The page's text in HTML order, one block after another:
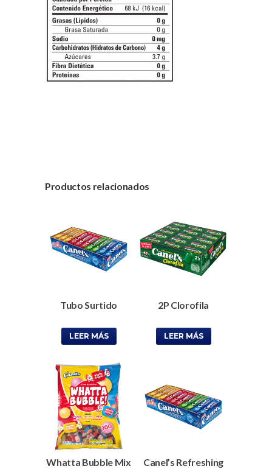
Productos relacionados
Tubo Surtido
LEER MÁS
2P Clorofila
LEER MÁS
Whatta Bubble Mix
Canel’s Refreshing